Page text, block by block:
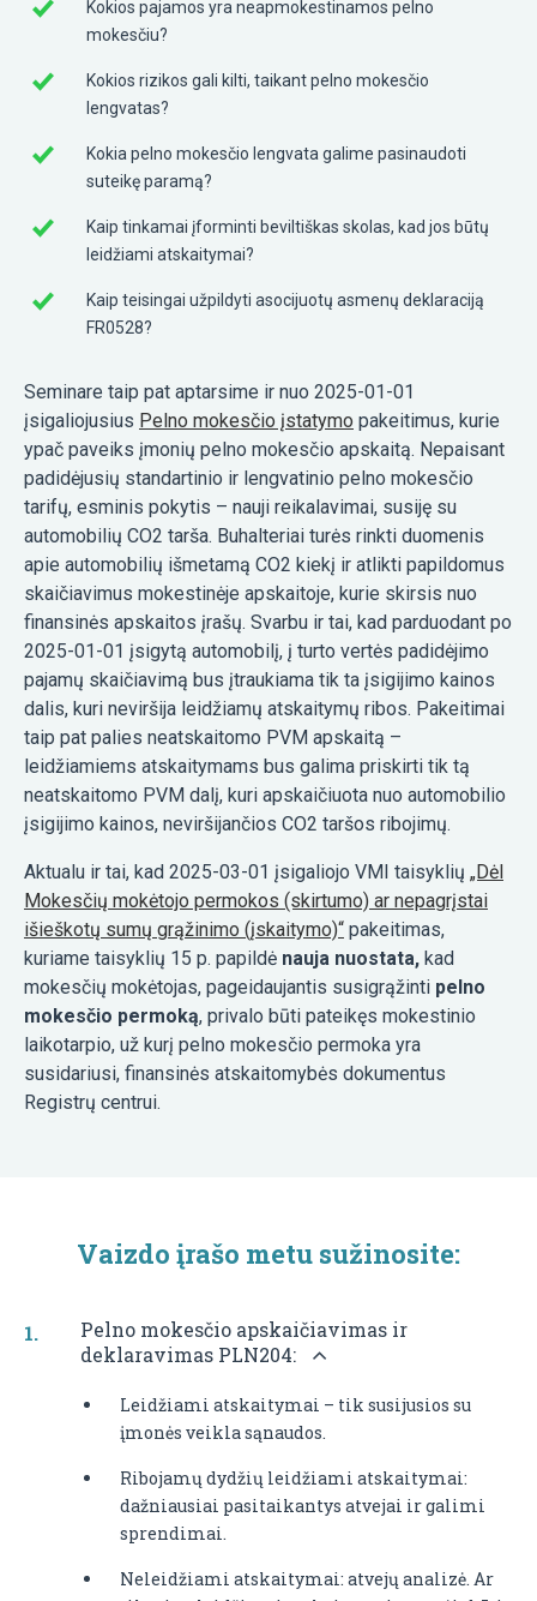
Kokios pajamos yra neapmokestinamos pelno
mokesčiu?
Kokios rizikos gali kilti, taikant pelno mokesčio
lengvatas?
Kokia pelno mokesčio lengvata galime pasinaudoti
suteikę paramą?
Kaip tinkamai įforminti beviltiškas skolas, kad jos būtų
leidžiami atskaitymai?
Kaip teisingai užpildyti asocijuotų asmenų deklaraciją
FR0528?
Seminare taip pat aptarsime ir nuo 2025-01-01
įsigaliojusius Pelno mokesčio įstatymo pakeitimus, kurie
ypač paveiks įmonių pelno mokesčio apskaitą. Nepaisant
padidėjusių standartinio ir lengvatinio pelno mokesčio
tarifų, esminis pokytis – nauji reikalavimai, susiję su
automobilių CO2 tarša. Buhalteriai turės rinkti duomenis
apie automobilių išmetamą CO2 kiekį ir atlikti papildomus
skaičiavimus mokestinėje apskaitoje, kurie skirsis nuo
finansinės apskaitos įrašų. Svarbu ir tai, kad parduodant po
2025-01-01 įsigytą automobilį, į turto vertės padidėjimo
pajamų skaičiavimą bus įtraukiama tik ta įsigijimo kainos
dalis, kuri neviršija leidžiamų atskaitymų ribos. Pakeitimai
taip pat palies neatskaitomo PVM apskaitą –
leidžiamiems atskaitymams bus galima priskirti tik tą
neatskaitomo PVM dalį, kuri apskaičiuota nuo automobilio
įsigijimo kainos, neviršijančios CO2 taršos ribojimų.
Aktualu ir tai, kad 2025-03-01 įsigaliojo VMI taisyklių „Dėl
Mokesčių mokėtojo permokos (skirtumo) ar nepagrįstai
išieškotų sumų grąžinimo (įskaitymo)“ pakeitimas,
kuriame taisyklių 15 p. papildė nauja nuostata, kad
mokesčių mokėtojas, pageidaujantis susigrąžinti pelno
mokesčio permoką, privalo būti pateikęs mokestinio
laikotarpio, už kurį pelno mokesčio permoka yra
susidariusi, finansinės atskaitomybės dokumentus
Registrų centrui.
Vaizdo įrašo metu sužinosite:
Pelno mokesčio apskaičiavimas ir
deklaravimas PLN204:
Leidžiami atskaitymai – tik susijusios su
įmonės veikla sąnaudos.
Ribojamų dydžių leidžiami atskaitymai:
dažniausiai pasitaikantys atvejai ir galimi
sprendimai.
Neleidžiami atskaitymai: atvejų analizė. Ar